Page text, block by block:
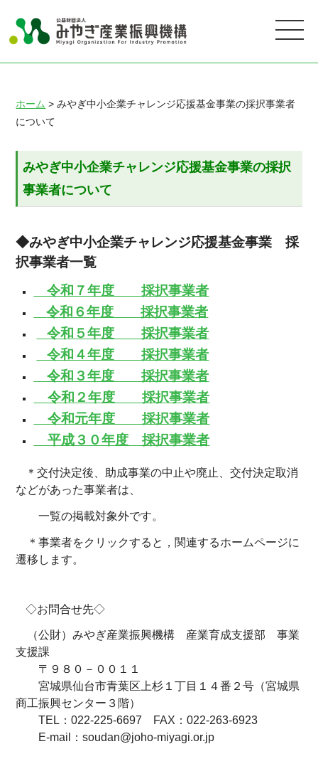
ホーム > みやぎ中小企業チャレンジ応援基金事業の採択事業者
について
みやぎ中小企業チャレンジ応援基金事業の採択
事業者について
◆みやぎ中小企業チャレンジ応援基金事業 採
択事業者一覧
令和７年度 採択事業者
令和６年度 採択事業者
令和５年度 採択事業者
令和４年度 採択事業者
令和３年度 採択事業者
令和２年度 採択事業者
令和元年度 採択事業者
平成３０年度 採択事業者
＊交付決定後、助成事業の中止や廃止、交付決定取消
などがあった事業者は、
一覧の掲載対象外です。
＊事業者をクリックすると，関連するホームページに
遷移します。
◇お問合せ先◇
（公財）みやぎ産業振興機構 産業育成支援部 事業
支援課
〒９８０－００１１
宮城県仙台市青葉区上杉１丁目１４番２号（宮城県
商工振興センター３階）
TEL：022-225-6697 FAX：022-263-6923
E-mail：soudan@joho-miyagi.or.jp